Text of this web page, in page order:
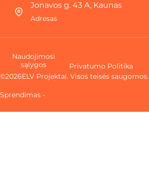
Jonavos g. 43 A, Kaunas
Adresas
Naudojimosi
sąlygos
Privatumo Politika
©2026ELV Projektai. Visos teisės saugomos.
Sprendimas -